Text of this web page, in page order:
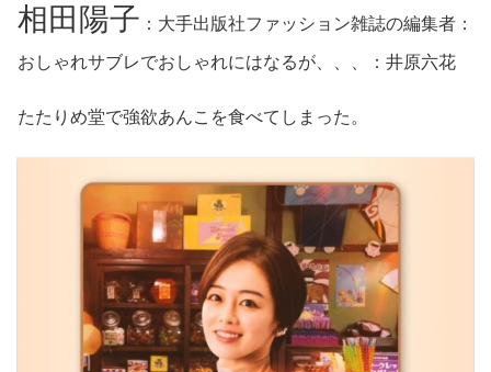
相田陽子 ：大手出版社ファッション雑誌の編集者：
おしゃれサブレでおしゃれにはなるが、、、：井原六花
たたりめ堂で強欲あんこを食べてしまった。